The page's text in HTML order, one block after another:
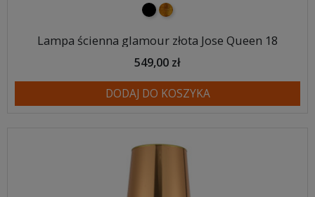
czarny
złoty
Lampa ścienna glamour złota Jose Queen 18
549,00 zł
DODAJ DO KOSZYKA